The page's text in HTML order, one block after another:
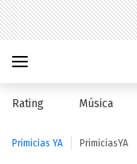
Rating Música
Primicias YA PrimiciasYA